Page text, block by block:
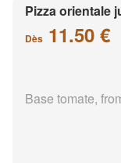
Pizza orientale
Dès 11.50 €
Base tomate,